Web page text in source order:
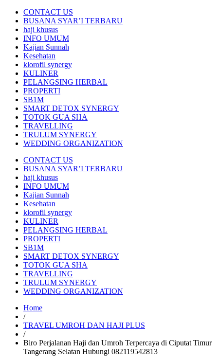
CONTACT US
BUSANA SYAR’I TERBARU
haji khusus
INFO UMUM
Kajian Sunnah
Kesehatan
klorofil synergy
KULINER
PELANGSING HERBAL
PROPERTI
SB1M
SMART DETOX SYNERGY
TOTOK GUA SHA
TRAVELLING
TRULUM SYNERGY
WEDDING ORGANIZATION
CONTACT US
BUSANA SYAR’I TERBARU
haji khusus
INFO UMUM
Kajian Sunnah
Kesehatan
klorofil synergy
KULINER
PELANGSING HERBAL
PROPERTI
SB1M
SMART DETOX SYNERGY
TOTOK GUA SHA
TRAVELLING
TRULUM SYNERGY
WEDDING ORGANIZATION
Home
/
TRAVEL UMROH DAN HAJI PLUS
/
Biro Perjalanan Haji dan Umroh Terpercaya di Ciputat Timur
Tangerang Selatan Hubungi 082119542813